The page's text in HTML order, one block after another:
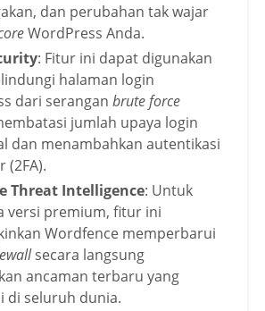
dan perubahan tak wajar
WordPress Anda.
: Fitur ini dapat digunakan
halaman login
dari serangan brute force
jumlah upaya login
dan menambahkan autentikasi
(2FA).
Threat Intelligence: Untuk
versi premium, fitur ini
Wordfence memperbarui
secara langsung
ancaman terbaru yang
di seluruh dunia.